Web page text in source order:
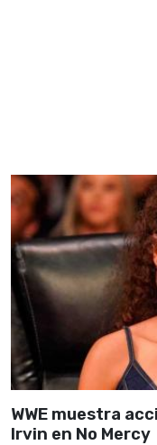
WWE muestra
Irvin en No Mercy